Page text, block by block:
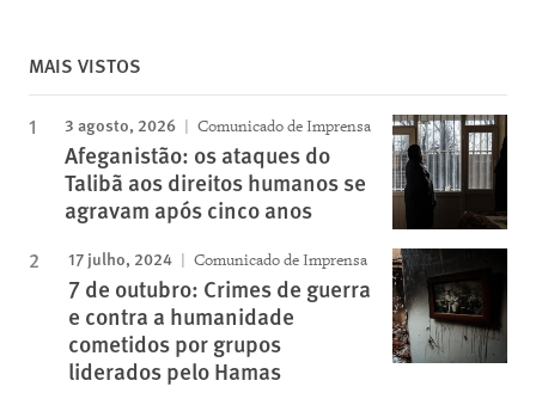
MAIS VISTOS
3 agosto, 2026 Comunicado de Imprensa
Afeganistão: os ataques do
Talibã aos direitos humanos se
agravam após cinco anos
17 julho, 2024 Comunicado de Imprensa
7 de outubro: Crimes de guerra
e contra a humanidade
cometidos por grupos
liderados pelo Hamas